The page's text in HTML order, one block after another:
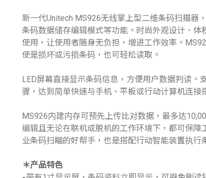
新一代Unitech MS926无线掌上型二维条码扫描器
条码数据储存编辑模式等功能。时尚外观设计、体
使用，让使用者随身无负担，增进工作效率。
使是损坏或污损条码，也可轻松读取。
LED屏幕直接显示条码信息，方便用户数据判读。
骤，达到简单快速与手机、平板或行动计算机连接
MS926内建内存可预先上传比对数据，最多达
编辑且无论在联机或脱机的工作环境下，都可保障
业条码扫瞄的好帮手，也是搭配行动智能装置执行
＊产品特色